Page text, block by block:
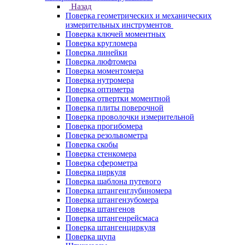
Назад
Поверка геометрических и механических
измерительных инструментов
Поверка ключей моментных
Поверка кругломера
Поверка линейки
Поверка люфтомера
Поверка моментомера
Поверка нутромера
Поверка оптиметра
Поверка отвертки моментной
Поверка плиты поверочной
Поверка проволочки измерительной
Поверка прогибомера
Поверка резольвометра
Поверка скобы
Поверка стенкомера
Поверка сферометра
Поверка циркуля
Поверка шаблона путевого
Поверка штангенглубиномера
Поверка штангензубомера
Поверка штангенов
Поверка штангенрейсмаса
Поверка штангенциркуля
Поверка щупа